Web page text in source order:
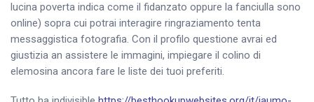
lucina poverta indica come il fidanzato oppure la fanciulla sono
online) sopra cui potrai interagire ringraziamento tenta
messaggistica fotografia. Con il profilo questione avrai ed
giustizia an assistere le immagini, impiegare il colino di
elemosina ancora fare le liste dei tuoi preferiti.